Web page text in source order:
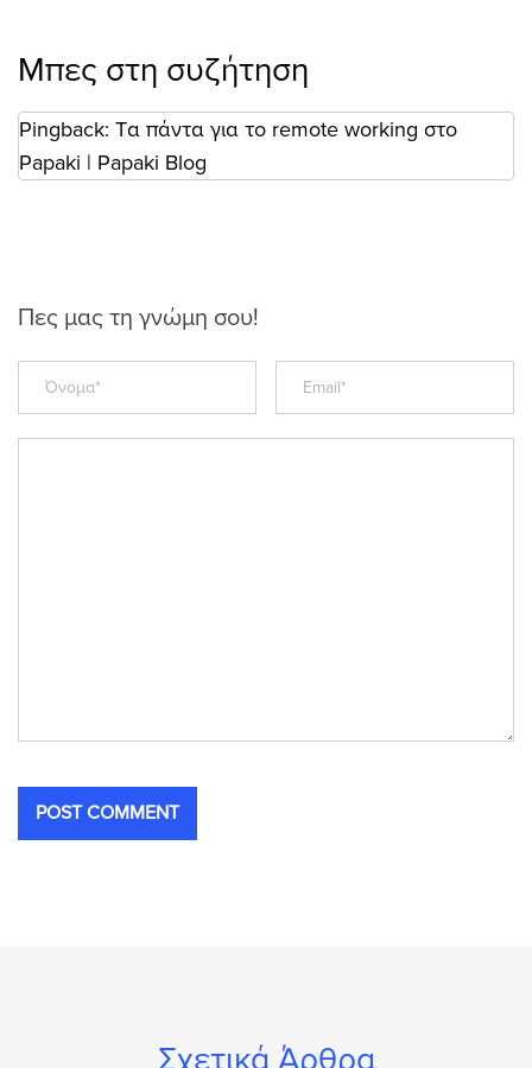
Μπες στη συζήτηση
Pingback: Tα πάντα για το remote working στο
Papaki | Papaki Blog
Πες μας τη γνώμη σου!
Σχετικά Άρθρα